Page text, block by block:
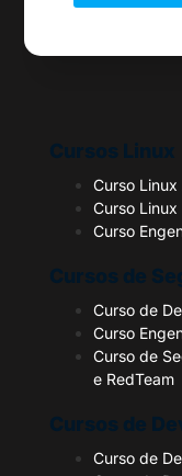
Cursos Linux
Curso
Curso Linux
Curso
Cursos de
Curso de
Curso
Curso de
e RedTeam
Cursos de
Curso de